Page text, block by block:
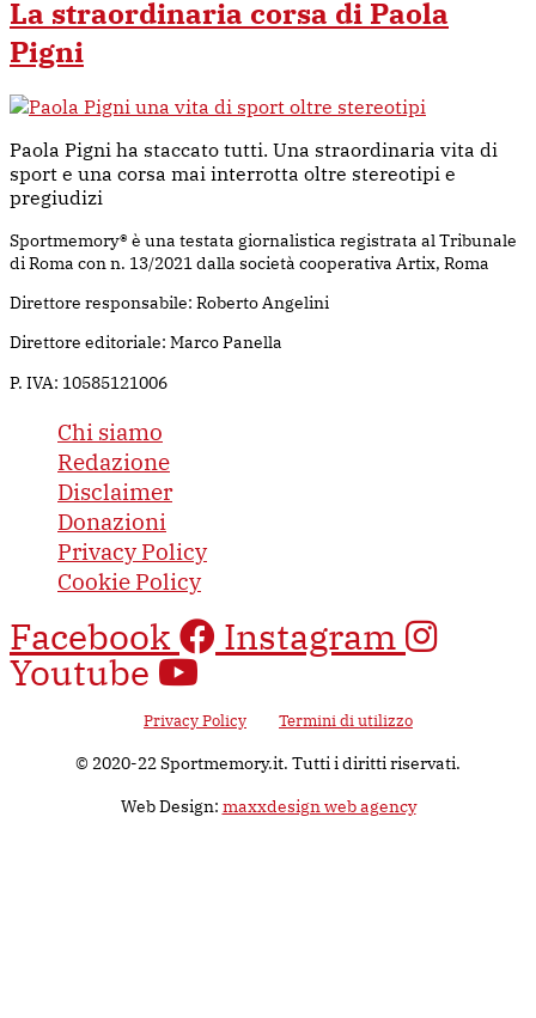
La straordinaria corsa di Paola
Pigni
Paola Pigni ha staccato tutti. Una straordinaria vita di
sport e una corsa mai interrotta oltre stereotipi e
pregiudizi
Sportmemory® è una testata giornalistica registrata al Tribunale
di Roma con n. 13/2021 dalla società cooperativa Artix, Roma
Direttore responsabile: Roberto Angelini
Direttore editoriale: Marco Panella
P. IVA: 10585121006
Chi siamo
Redazione
Disclaimer
Donazioni
Privacy Policy
Cookie Policy
Facebook Instagram
Youtube
Privacy Policy Termini di utilizzo
© 2020-22 Sportmemory.it. Tutti i diritti riservati.
Web Design: maxxdesign web agency